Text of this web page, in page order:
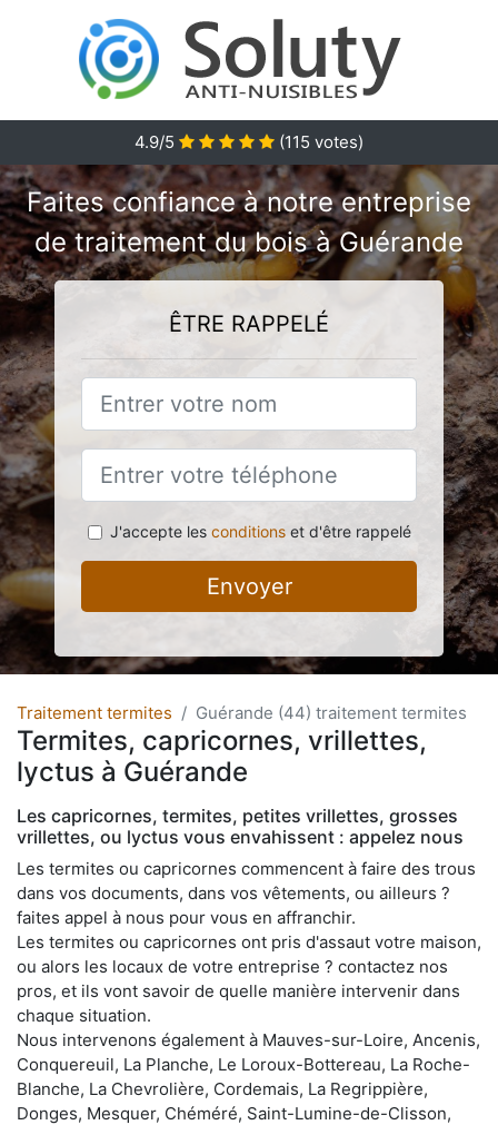
4.9/5 (115 votes)
Faites confiance à notre entreprise
de traitement du bois à Guérande
ÊTRE RAPPELÉ
J'accepte les conditionset d'être rappelé
Envoyer
Traitement termites Guérande (44) traitement termites
Termites, capricornes, vrillettes,
lyctus à Guérande
Les capricornes, termites, petites vrillettes, grosses
vrillettes, ou lyctus vous envahissent : appelez nous
Les termites ou capricornes commencent à faire des trous
dans vos documents, dans vos vêtements, ou ailleurs ?
faites appel à nous pour vous en affranchir.
Les termites ou capricornes ont pris d'assaut votre maison,
ou alors les locaux de votre entreprise ? contactez nos
pros, et ils vont savoir de quelle manière intervenir dans
chaque situation.
Nous intervenons également à Mauves-sur-Loire, Ancenis,
Conquereuil, La Planche, Le Loroux-Bottereau, La Roche-
Blanche, La Chevrolière, Cordemais, La Regrippière,
Donges, Mesquer, Chéméré, Saint-Lumine-de-Clisson,